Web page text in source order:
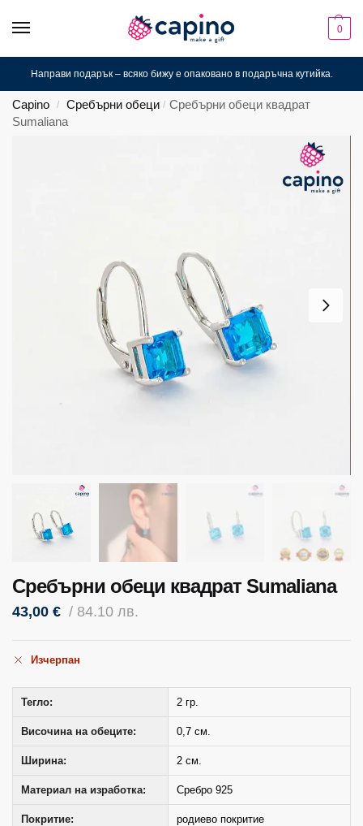
0
Направи подарък – всяко бижу е опаковано в подаръчна кутийка.
Capino / Сребърни обеци / Сребърни обеци квадрат
Sumaliana
Сребърни обеци квадрат Sumaliana
43,00 € / 84.10 лв.
Изчерпан
Тегло: 2 гр.
Височина на обеците: 0,7 см.
Ширина: 2 см.
Материал на изработка: Сребро 925
Покритие: родиево покритие